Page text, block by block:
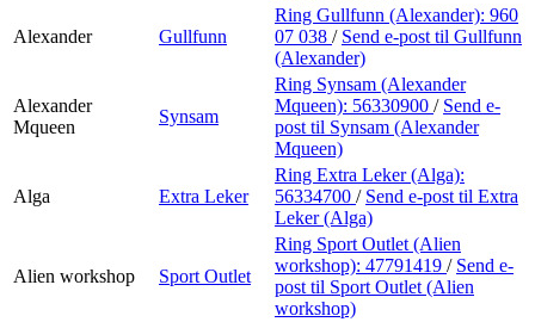
Alexander Gullfunn
Ring Gullfunn (Alexander): 960
07 038 / Send e-post til Gullfunn
(Alexander)
Alexander
Mqueen
Synsam
Ring Synsam (Alexander
Mqueen): 56330900 / Send e-
post til Synsam (Alexander
Mqueen)
Alga Extra Leker
Ring Extra Leker (Alga):
56334700 / Send e-post til Extra
Leker (Alga)
Alien workshop Sport Outlet
Ring Sport Outlet (Alien
workshop): 47791419 / Send e-
post til Sport Outlet (Alien
workshop)